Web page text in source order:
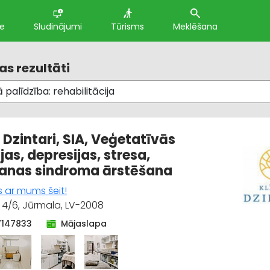
Sludinājumi Tūrisms Meklēšana
rezultāti
SIA, Veģetatīvās
depresijas, stresa,
sindroma ārstēšana
ar mums šeit!
6, Jūrmala, LV-2008
Mājaslapa